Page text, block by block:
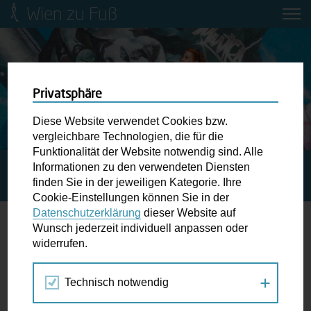
Wien zu Fuß
Mobilitätsbildung für Kinder und
Jugendliche
Ringstraße-Neugestaltung
Wiener Fußwegekarte
Newsletter abonnieren
Wunschbox
der Ampel ...
STARTSEITE SPAZIERGANG KALENDER
BIKE
FESTIVAL WIEN 2026
28.-29.
MÄR
2026
Privatsphäre
Diese Website verwendet Cookies bzw.
vergleichbare Technologien, die für die
Funktionalität der Website notwendig sind. Alle
Informationen zu den verwendeten Diensten
finden Sie in der jeweiligen Kategorie. Ihre
Cookie-Einstellungen können Sie in der
Datenschutzerklärung dieser Website auf
Wunsch jederzeit individuell anpassen oder
widerrufen.
Technisch notwendig